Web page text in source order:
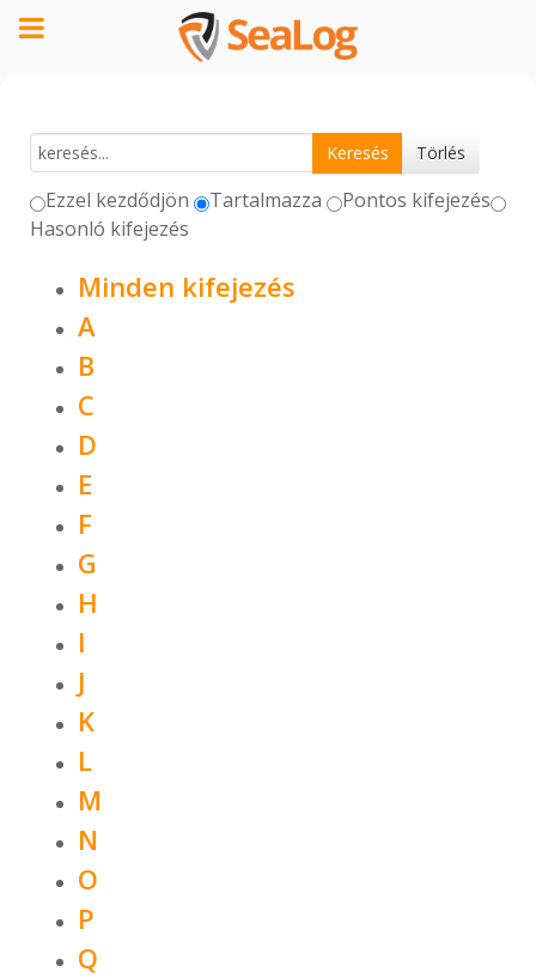
Ezzel kezdődjön Tartalmazza
Pontos kifejezés
Hasonló kifejezés
Minden kifejezés
A
B
C
D
E
F
G
H
I
J
K
L
M
N
O
P
Q